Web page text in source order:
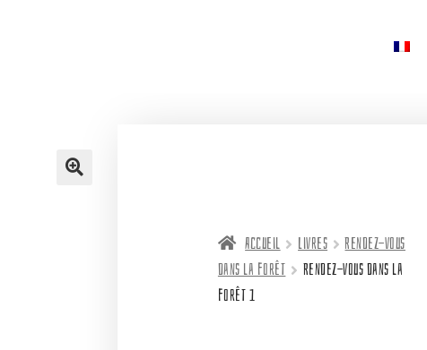
Accueil Livres
Rendez-vous
dans la forêt
Rendez-vous dans la
forêt 1